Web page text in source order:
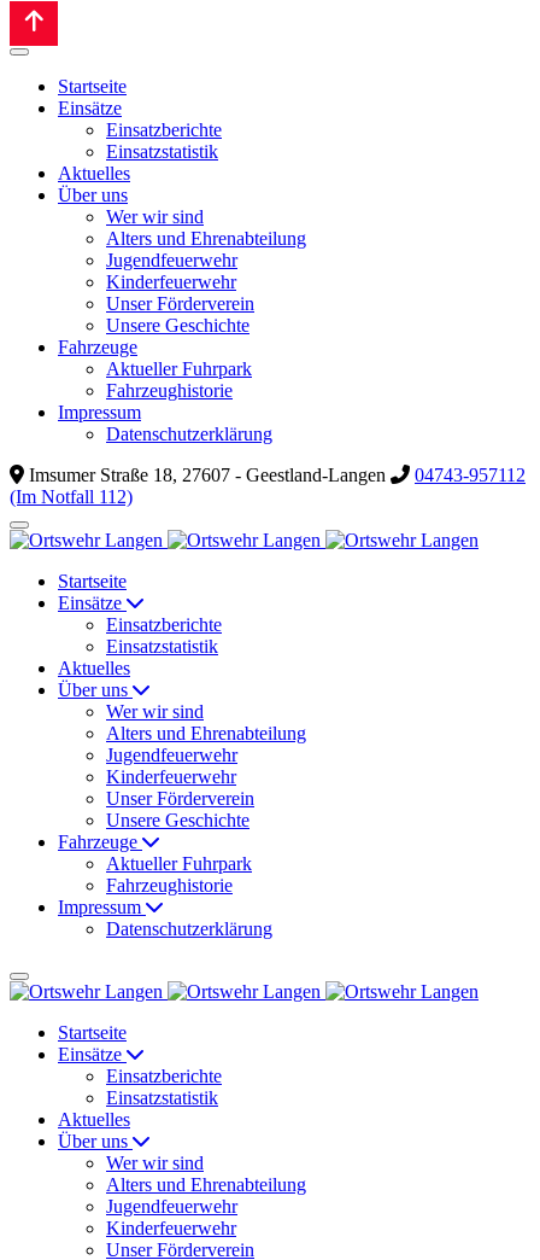
Startseite
Einsätze
Einsatzberichte
Einsatzstatistik
Aktuelles
Über uns
Wer wir sind
Alters und Ehrenabteilung
Jugendfeuerwehr
Kinderfeuerwehr
Unser Förderverein
Unsere Geschichte
Fahrzeuge
Aktueller Fuhrpark
Fahrzeughistorie
Impressum
Datenschutzerklärung
Imsumer Straße 18, 27607 - Geestland-Langen
04743-957112
(Im Notfall 112)
Startseite
Einsätze
Einsatzberichte
Einsatzstatistik
Aktuelles
Über uns
Wer wir sind
Alters und Ehrenabteilung
Jugendfeuerwehr
Kinderfeuerwehr
Unser Förderverein
Unsere Geschichte
Fahrzeuge
Aktueller Fuhrpark
Fahrzeughistorie
Impressum
Datenschutzerklärung
Startseite
Einsätze
Einsatzberichte
Einsatzstatistik
Aktuelles
Über uns
Wer wir sind
Alters und Ehrenabteilung
Jugendfeuerwehr
Kinderfeuerwehr
Unser Förderverein